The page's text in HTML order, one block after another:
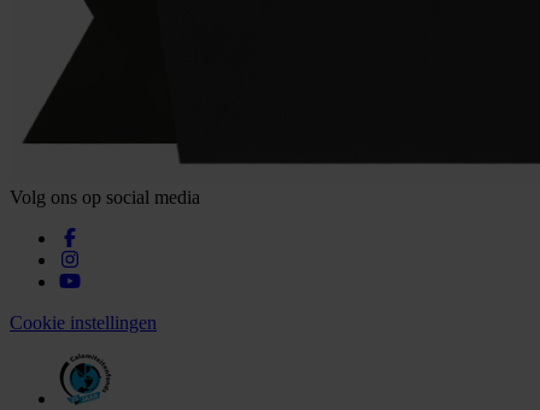
Volg ons op social media
Cookie instellingen